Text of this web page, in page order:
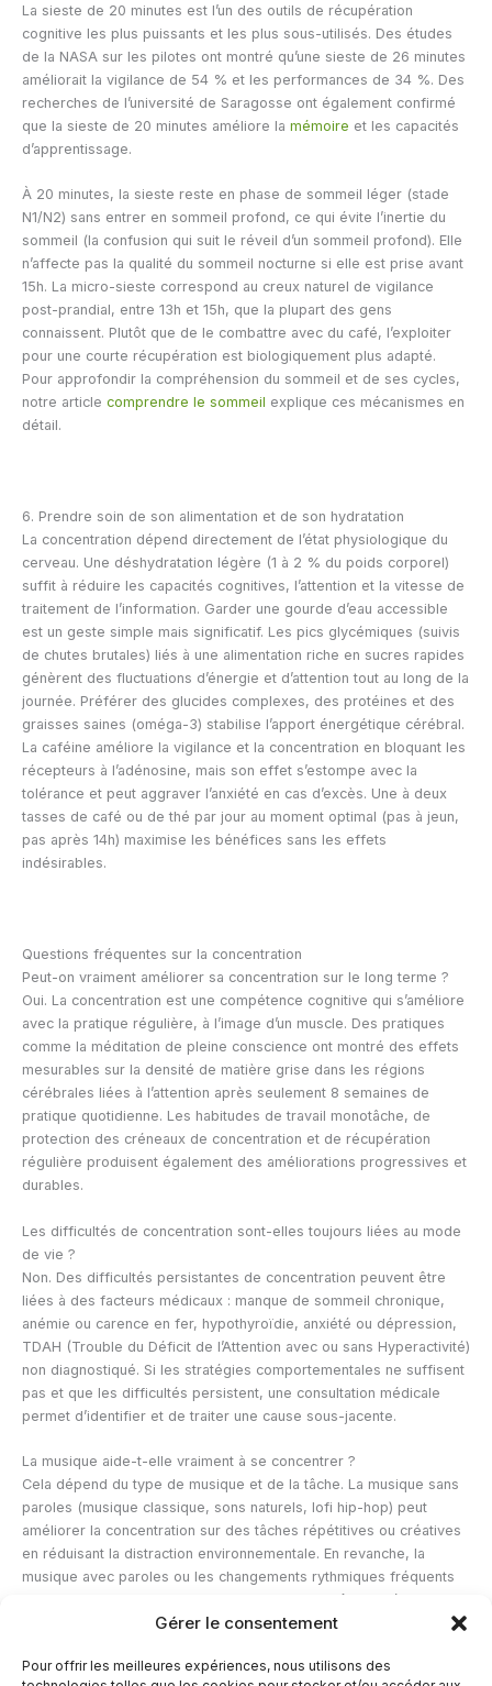
Gérer le consentement
Pour offrir les meilleures expériences, nous utilisons des
La sieste de 20 minutes est l’un des outils de récupération
cognitive les plus puissants et les plus sous-utilisés. Des études
de la NASA sur les pilotes ont montré qu’une sieste de 26 minutes
améliorait la vigilance de 54 % et les performances de 34 %. Des
recherches de l’université de Saragosse ont également confirmé
que la sieste de 20 minutes améliore la mémoire et les capacités
d’apprentissage.
À 20 minutes, la sieste reste en phase de sommeil léger (stade
N1/N2) sans entrer en sommeil profond, ce qui évite l’inertie du
sommeil (la confusion qui suit le réveil d’un sommeil profond). Elle
n’affecte pas la qualité du sommeil nocturne si elle est prise avant
15h. La micro-sieste correspond au creux naturel de vigilance
post-prandial, entre 13h et 15h, que la plupart des gens
connaissent. Plutôt que de le combattre avec du café, l’exploiter
pour une courte récupération est biologiquement plus adapté.
Pour approfondir la compréhension du sommeil et de ses cycles,
notre article comprendre le sommeil explique ces mécanismes en
détail.
6. Prendre soin de son alimentation et de son hydratation
La concentration dépend directement de l’état physiologique du
cerveau. Une déshydratation légère (1 à 2 % du poids corporel)
suffit à réduire les capacités cognitives, l’attention et la vitesse de
traitement de l’information. Garder une gourde d’eau accessible
est un geste simple mais significatif. Les pics glycémiques (suivis
de chutes brutales) liés à une alimentation riche en sucres rapides
génèrent des fluctuations d’énergie et d’attention tout au long de la
journée. Préférer des glucides complexes, des protéines et des
graisses saines (oméga-3) stabilise l’apport énergétique cérébral.
La caféine améliore la vigilance et la concentration en bloquant les
récepteurs à l’adénosine, mais son effet s’estompe avec la
tolérance et peut aggraver l’anxiété en cas d’excès. Une à deux
tasses de café ou de thé par jour au moment optimal (pas à jeun,
pas après 14h) maximise les bénéfices sans les effets
indésirables.
Questions fréquentes sur la concentration
Peut-on vraiment améliorer sa concentration sur le long terme ?
Oui. La concentration est une compétence cognitive qui s’améliore
avec la pratique régulière, à l’image d’un muscle. Des pratiques
comme la méditation de pleine conscience ont montré des effets
mesurables sur la densité de matière grise dans les régions
cérébrales liées à l’attention après seulement 8 semaines de
pratique quotidienne. Les habitudes de travail monotâche, de
protection des créneaux de concentration et de récupération
régulière produisent également des améliorations progressives et
durables.
Les difficultés de concentration sont-elles toujours liées au mode
de vie ?
Non. Des difficultés persistantes de concentration peuvent être
liées à des facteurs médicaux : manque de sommeil chronique,
anémie ou carence en fer, hypothyroïdie, anxiété ou dépression,
TDAH (Trouble du Déficit de l’Attention avec ou sans Hyperactivité)
non diagnostiqué. Si les stratégies comportementales ne suffisent
pas et que les difficultés persistent, une consultation médicale
permet d’identifier et de traiter une cause sous-jacente.
La musique aide-t-elle vraiment à se concentrer ?
Cela dépend du type de musique et de la tâche. La musique sans
paroles (musique classique, sons naturels, lofi hip-hop) peut
améliorer la concentration sur des tâches répétitives ou créatives
en réduisant la distraction environnementale. En revanche, la
musique avec paroles ou les changements rythmiques fréquents
perturbent le traitement du langage et nuit aux tâches nécessitant
de lire ou d’écrire. La règle générale : tâches créatives ou
nécessitant langage et raisonnement complexe = silence ou bruit